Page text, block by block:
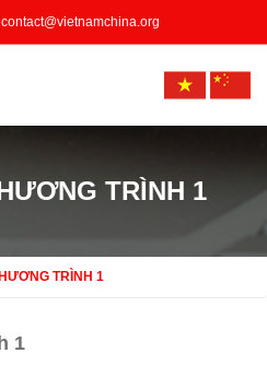
contact@vietnamchina.org
TRÌNH 1
TRÌNH 1
1